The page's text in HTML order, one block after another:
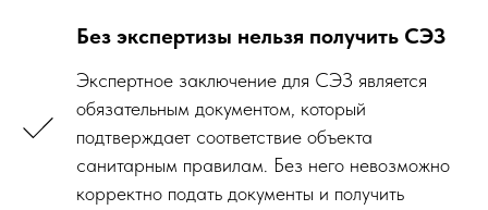
Без экспертизы нельзя получить СЭЗ
Экспертное заключение для СЭЗ является
обязательным документом, который
подтверждает соответствие объекта
санитарным правилам. Без него невозможно
корректно подать документы и получить